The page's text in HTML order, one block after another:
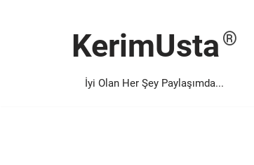
KerimUsta
İyi Olan Her Şey Paylaşımda...